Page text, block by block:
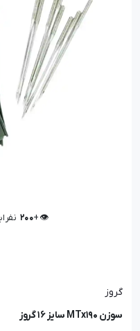
👁️ +
200 نفر
گروز
سوزن MTx190 سایز 16 گروز